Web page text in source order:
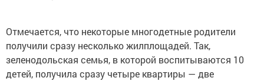
Отмечается, что некоторые многодетные родители
получили сразу несколько жилплощадей. Так,
зеленодольская семья, в которой воспитываются 10
детей, получила сразу четыре квартиры — две